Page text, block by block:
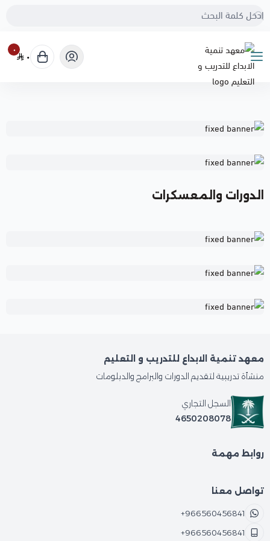
معهد تنمية الابداع للتدريب
٠
٠
الدورات والمعسكرات
معهد تنمية الابداع للتدريب و التعليم
منشأة تدريبية لتقديم الدورات والبرامج والدبلومات
السجل التجاري
4650208078
روابط مهمة
تواصل معنا
+966560456841
+966560456841